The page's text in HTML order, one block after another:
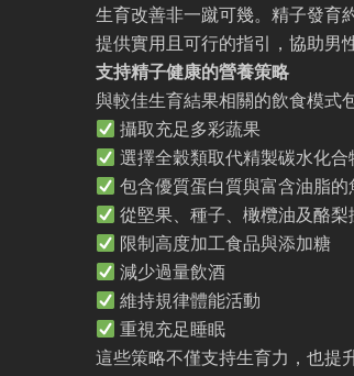
生育改善非一蹴可幾。精子發育
提供實用且可行的指引，協助男
支持精子健康的營養策略
與較佳生育結果相關的飲食模式
攝取充足多彩蔬果
選擇全穀類取代精製碳水化合
包含優質蛋白質與富含油脂的
從堅果、種子、橄欖油及酪梨
限制高度加工食品與添加糖
減少過量飲酒
維持規律體能活動
重視充足睡眠
這些策略不僅支持生育力，也提